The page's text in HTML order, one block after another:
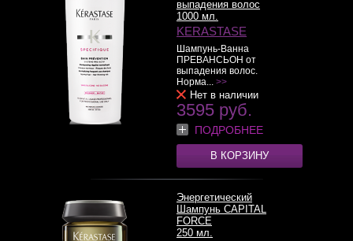
выпадения волос
1000 мл.
KERASTASE
Шампунь-Ванна
ПРЕВАНСЬОН от
выпадения волос.
Норма... >>
Нет в наличии
3595 руб.
ПОДРОБНЕЕ
В КОРЗИНУ
Энергетический
Шампунь CAPITAL
FORCE
250 мл.